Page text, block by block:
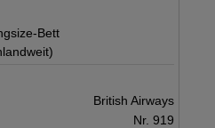
Bett
British Airways
Nr. 919